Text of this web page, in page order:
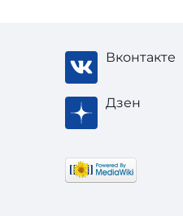
Вконтакте
Дзен